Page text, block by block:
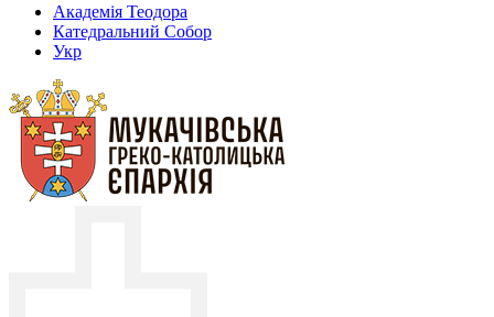
Академія Теодора
Катедральний Собор
Укр